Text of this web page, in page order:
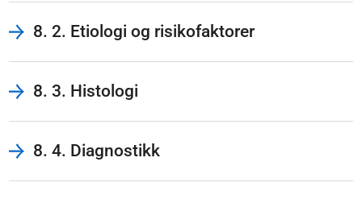
8. 2. Etiologi og risikofaktorer
8. 3. Histologi
8. 4. Diagnostikk